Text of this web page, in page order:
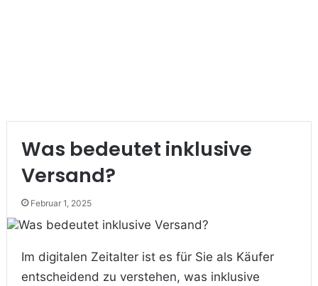
Was bedeutet inklusive
Versand?
Februar 1, 2025
Im digitalen Zeitalter ist es für Sie als Käufer
entscheidend zu verstehen, was inklusive